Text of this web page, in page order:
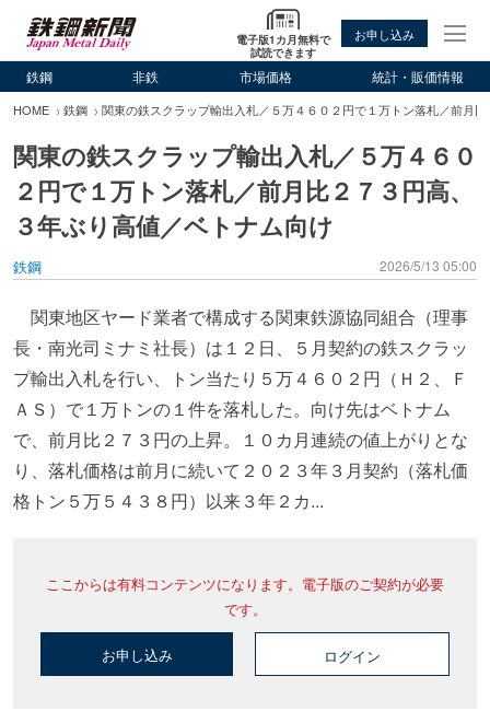
電子版1カ月無料で
試読できます
お申し込み
鉄鋼 非鉄 市場価格 統計・販価情報
HOME 鉄鋼 関東の鉄スクラップ輸出入札／５万４６０２円で１万トン落札／前月
関東の鉄スクラップ輸出入札／５万４６０
２円で１万トン落札／前月比２７３円高、
３年ぶり高値／ベトナム向け
鉄鋼 2026/5/13 05:00
関東地区ヤード業者で構成する関東鉄源協同組合（理事
長・南光司ミナミ社長）は１２日、５月契約の鉄スクラッ
プ輸出入札を行い、トン当たり５万４６０２円（Ｈ２、Ｆ
ＡＳ）で１万トンの１件を落札した。向け先はベトナム
で、前月比２７３円の上昇。１０カ月連続の値上がりとな
り、落札価格は前月に続いて２０２３年３月契約（落札価
格トン５万５４３８円）以来３年２カ...
ここからは有料コンテンツになります。電子版のご契約が必要
です。
お申し込み ログイン